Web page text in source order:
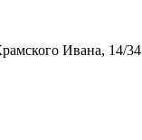
Ивана, 14/34